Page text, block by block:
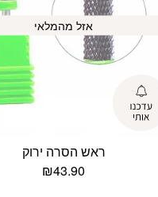
אזל מהמלאי
ראש הסרה ירוק
₪43.90